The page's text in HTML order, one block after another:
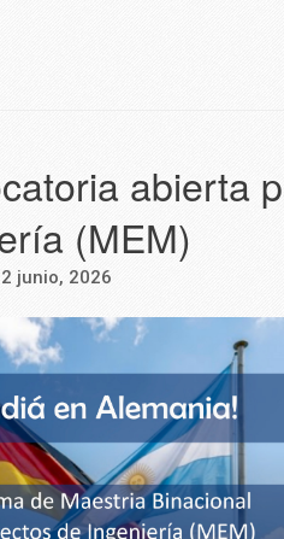
abierta
(MEM)
junio, 2026